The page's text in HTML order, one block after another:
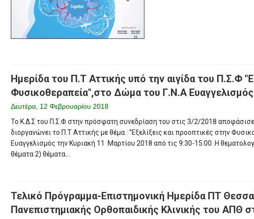
Ημερίδα του Π.Τ Αττικής υπό την αιγίδα του Π.Σ.Φ
Φυσικοθεραπεία",στο Δώμα του Γ.Ν.Α
Δευτέρα, 12 Φεβρουαρίου 2018
Το Κ.Δ.Σ του Π.Σ.Φ στην πρόσφατη συνεδρίαση του στις 3/2/2018 αποφάσισε
διοργανώνει το Π.Τ Αττικής με θέμα : ‘’Εξελίξεις και προοπτικές στην
Ευαγγελισμός την Κυριακή 11 Μαρτίου 2018 από τις 9:30-15:00. Η
θέματα 2) θέματα...
Τελικό Πρόγραμμα-Επιστημονική Ημερίδα ΠΤ
Πανεπιστημιακής Ορθοπαιδικής Κλινικής του ΑΠΘ